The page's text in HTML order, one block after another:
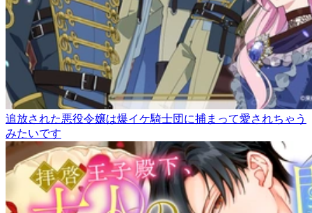
追放された悪役令嬢は爆イケ騎士団に捕まって愛されちゃう
みたいです